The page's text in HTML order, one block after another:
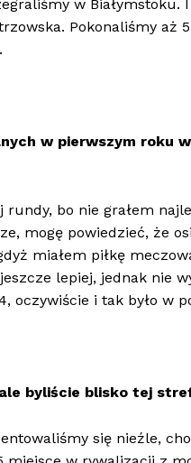
w
Pokonaliśmy aż
w pierwszym roku
bo nie grałem
mogę powiedzieć, że
miałem piłkę
lepiej, jednak nie
oczywiście i tak było w
byliście blisko tej
się nieźle,